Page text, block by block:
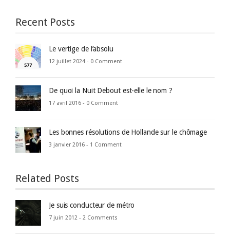
Recent Posts
Le vertige de l’absolu
12 juillet 2024 - 0 Comment
De quoi la Nuit Debout est-elle le nom ?
17 avril 2016 - 0 Comment
Les bonnes résolutions de Hollande sur le chômage
3 janvier 2016 - 1 Comment
Related Posts
Je suis conducteur de métro
7 juin 2012 - 2 Comments